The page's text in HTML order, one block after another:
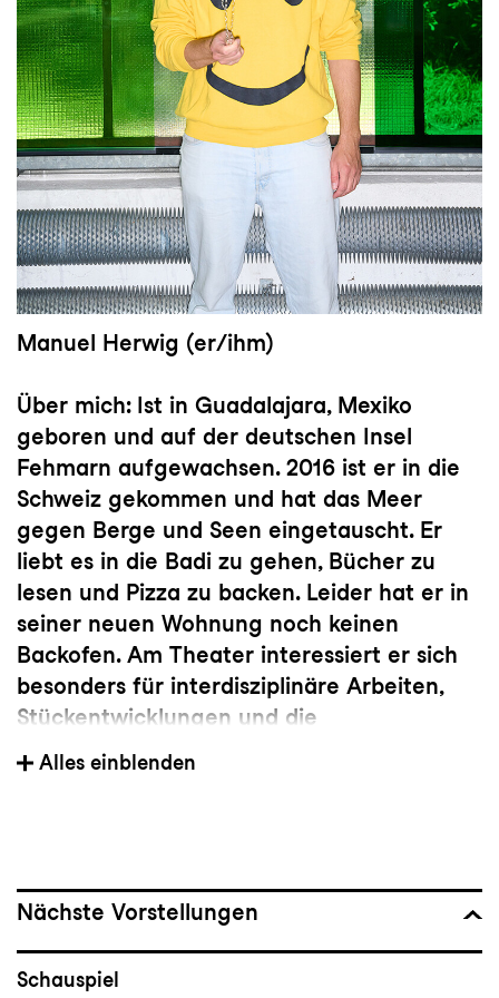
Manuel Herwig (er/ihm)
Über mich: Ist in Guadalajara, Mexiko
geboren und auf der deutschen Insel
Fehmarn aufgewachsen. 2016 ist er in die
Schweiz gekommen und hat das Meer
gegen Berge und Seen eingetauscht. Er
liebt es in die Badi zu gehen, Bücher zu
lesen und Pizza zu backen. Leider hat er in
seiner neuen Wohnung noch keinen
Backofen. Am Theater interessiert er sich
besonders für interdisziplinäre Arbeiten,
Stückentwicklungen und die
Überschneidungen und Grenzen von
Schauspiel und Performance.
Geboren in:Mexiko
Studium/Ausbildung:
Alles einblenden
Nächste Vorstellungen
Schauspiel